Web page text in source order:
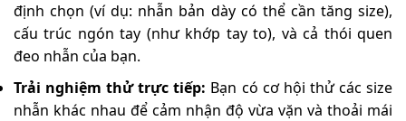
định chọn (ví dụ: nhẫn bản dày có thể cần tăng size),
cấu trúc ngón tay (như khớp tay to), và cả thói quen
đeo nhẫn của bạn.
Trải nghiệm thử trực tiếp: Bạn có cơ hội thử các size
nhẫn khác nhau để cảm nhận độ vừa vặn và thoải mái